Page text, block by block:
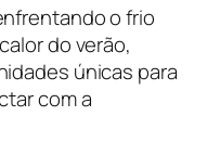
o frio
do verão,
únicas para
com a